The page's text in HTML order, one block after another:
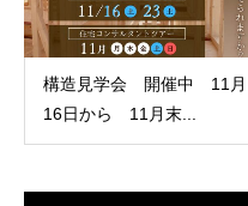
構造見学会 開催中 11月
16日から 11月末...